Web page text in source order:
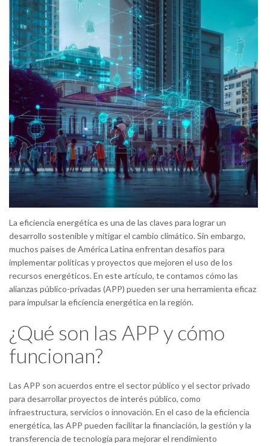
La eficiencia energética es una de las claves para lograr un
desarrollo sostenible y mitigar el cambio climático. Sin embargo,
muchos países de América Latina enfrentan desafíos para
implementar políticas y proyectos que mejoren el uso de los
recursos energéticos. En este artículo, te contamos cómo las
alianzas público-privadas (APP) pueden ser una herramienta eficaz
para impulsar la eficiencia energética en la región.
¿Qué son las APP y cómo
funcionan?
Las APP son acuerdos entre el sector público y el sector privado
para desarrollar proyectos de interés público, como
infraestructura, servicios o innovación. En el caso de la eficiencia
energética, las APP pueden facilitar la financiación, la gestión y la
transferencia de tecnología para mejorar el rendimiento